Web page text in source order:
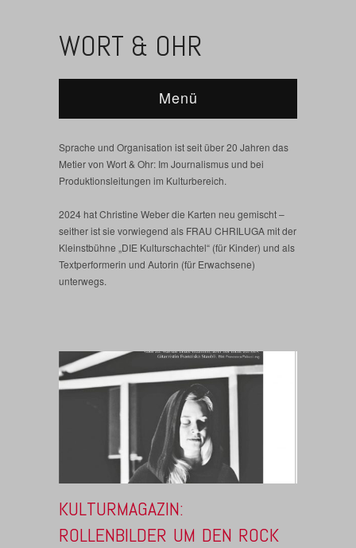
WORT & OHR
Menü
Sprache und Organisation ist seit über 20 Jahren das
Metier von Wort & Ohr: Im Journalismus und bei
Produktionsleitungen im Kulturbereich.
2024 hat Christine Weber die Karten neu gemischt –
seither ist sie vorwiegend als FRAU CHRILUGA mit der
Kleinstbühne „DIE Kulturschachtel“ (für Kinder) und als
Textperformerin und Autorin (für Erwachsene)
unterwegs.
KULTURMAGAZIN:
ROLLENBILDER UM DEN ROCK